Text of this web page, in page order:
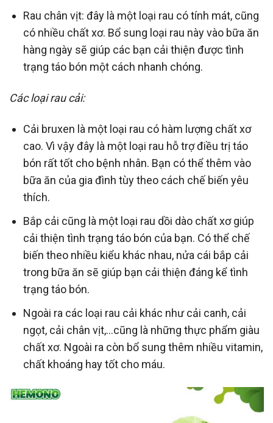
Rau chân vịt: đây là một loại rau có tính mát, cũng
có nhiều chất xơ. Bổ sung loại rau này vào bữa ăn
hàng ngày sẽ giúp các bạn cải thiện được tình
trạng táo bón một cách nhanh chóng.
Các loại rau cải:
Cải bruxen là một loại rau có hàm lượng chất xơ
cao. Vì vậy đây là một loại rau hỗ trợ điều trị táo
bón rất tốt cho bệnh nhân. Bạn có thể thêm vào
bữa ăn của gia đình tùy theo cách chế biến yêu
thích.
Bắp cải cũng là một loại rau dồi dào chất xơ giúp
cải thiện tình trạng táo bón của bạn. Có thể chế
biến theo nhiều kiểu khác nhau, nửa cái bắp cải
trong bữa ăn sẽ giúp bạn cải thiện đáng kể tình
trạng táo bón.
Ngoài ra các loại rau cải khác như cải canh, cải
ngọt, cải chân vịt,…cũng là những thực phẩm giàu
chất xơ. Ngoài ra còn bổ sung thêm nhiều vitamin,
chất khoáng hay tốt cho máu.